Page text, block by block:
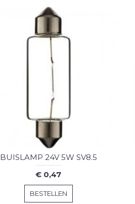
BUISLAMP 24V 5W SV8.5
€ 0,47
BESTELLEN